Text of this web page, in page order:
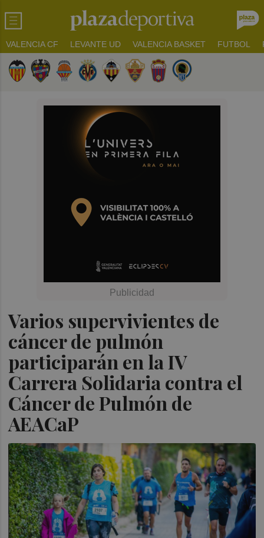
VALENCIA CF LEVANTE UD VALENCIA BASKET FUTBOL
Varios supervivientes de
cáncer de pulmón
participarán en la IV
Carrera Solidaria contra el
Cáncer de Pulmón de
AEACaP